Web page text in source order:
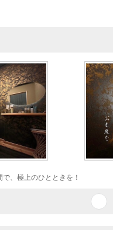
、極上のひとときを！